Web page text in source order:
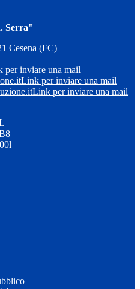
Serra"
Cesena (FC)
per inviare una mail
Link per inviare una mail
Link per inviare una mail